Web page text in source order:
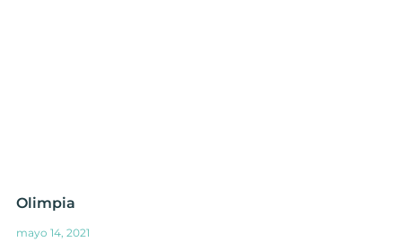
Olimpia
mayo 14, 2021